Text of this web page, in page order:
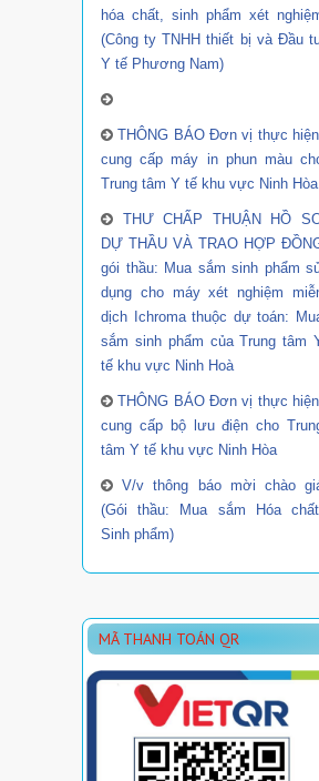
hóa chất, sinh phẩm xét
(Công ty TNHH thiết bị và Đầu
Y tế Phương Nam)
THÔNG BÁO Đơn vị thực
cung cấp máy in phun màu
Trung tâm Y tế khu vực Ninh Hòa
THƯ CHẤP THUẬN HỒ
DỰ THẦU VÀ TRAO HỢP
gói thầu: Mua sắm sinh phẩm
dụng cho máy xét nghiệm
dịch Ichroma thuộc dự toán:
sắm sinh phẩm của Trung tâm
tế khu vực Ninh Hoà
THÔNG BÁO Đơn vị thực
cung cấp bộ lưu điện cho
tâm Y tế khu vực Ninh Hòa
V/v thông báo mời chào
(Gói thầu: Mua sắm Hóa
Sinh phẩm)
MÃ THANH TOÁN QR